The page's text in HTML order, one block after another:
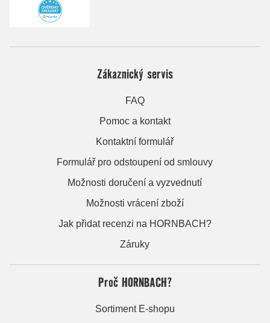
Zákaznický servis
FAQ
Pomoc a kontakt
Kontaktní formulář
Formulář pro odstoupení od smlouvy
Možnosti doručení a vyzvednutí
Možnosti vrácení zboží
Jak přidat recenzi na HORNBACH?
Záruky
Proč HORNBACH?
Sortiment E-shopu